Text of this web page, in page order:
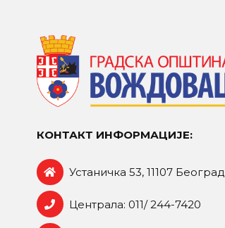
КОНТАКТ ИНФОРМАЦИЈЕ:
Устаничка 53, 11107 Београд
Централа: 011/ 244-7420